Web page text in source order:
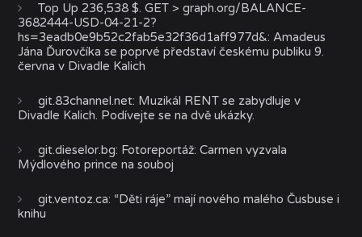
Top Up 236,538 $. GET > graph.org/BALANCE-
3682444-USD-04-21-2?
hs=3eadb0e9b52c2fab5e32f36d1aff977d&:Amadeus
Jána Ďurovčíka se poprvé představí českému publiku 9.
června v Divadle Kalich
git.83channel.net: Muzikál RENT se zabydluje v
Divadle Kalich. Podívejte se na dvě ukázky.
git.dieselor.bg: Fotoreportáž: Carmen vyzvala
Mýdlového prince na souboj
git.ventoz.ca: “Děti ráje” mají nového malého Čusbuse i
knihu